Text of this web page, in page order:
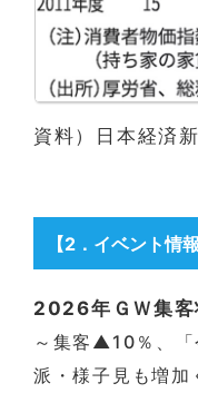
資料）日本経済
【2 ． イベント情
2026年ＧＷ集客
～集客▲10％、「
派・様子見も増加